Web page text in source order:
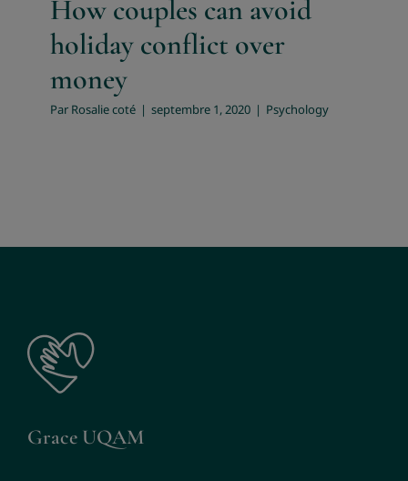
How couples can avoid
holiday conflict over
money
Par Rosalie coté | septembre 1, 2020 | Psychology
Grace UQAM